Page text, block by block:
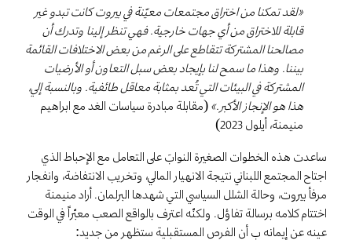
«لقد تمكنا من اختراق مجتمعات معيّنة في بيروت كانت تبدو غير
قابلة للاختراق من أي جهات خارجية. فهي تنظر إلينا وتدرك أن
مصالحنا المشتركة تتقاطع على الرغم من بعض الاختلافات القائمة
بيننا. وهذا ما سمح لنا بإيجاد بعض سبل التعاون أو الأرضيات
المشتركة في البيئات التي تُعد بمثابة معاقل طائفية. وبالنسبة إلي،
هذا هو الإنجاز الأكبر.»(مقابلة مبادرة سياسات الغد مع ابراهيم
منيمنة، أيلول 2023)
ساعدت هذه الخطوات الصغيرة النوابَ على التعامل مع الإحباط الذي
اجتاح المجتمع اللبناني نتيجة الانهيار المالي، وتخريب الانتفاضة، وانفجار
مرفأ بيروت، وحالة الشلل السياسي التي شهدها البرلمان. أراد منيمنة
اختتام كلامه برسالة تفاؤل. ولكنّه اعترف بالواقع الصعب معبّراً في الوقت
عينه عن إيمانه ب أن الفرص المستقبلية ستظهر من جديد: